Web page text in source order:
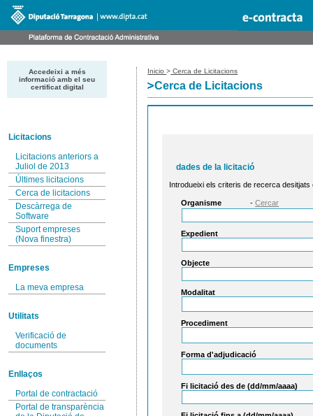
Accedeixi a més
informació amb el seu
certificat digital
Licitacions
Licitacions anteriors a
Juliol de 2013
Últimes licitacions
Cerca de licitacions
Descàrrega de
Software
Suport empreses
(Nova finestra)
Empreses
La meva empresa
Utilitats
Verificació de
documents
Enllaços
Portal de contractació
Portal de transparència
Inicio> Cerca de Licitacions
Cerca de Licitacions
Introdueixi els criteris de recerca desitjats
dades de la licitació
Organisme -Cercar
Expedient
Objecte
Modalitat
Procediment
Forma d'adjudicació
Fi licitació des de (dd/mm/aaaa)